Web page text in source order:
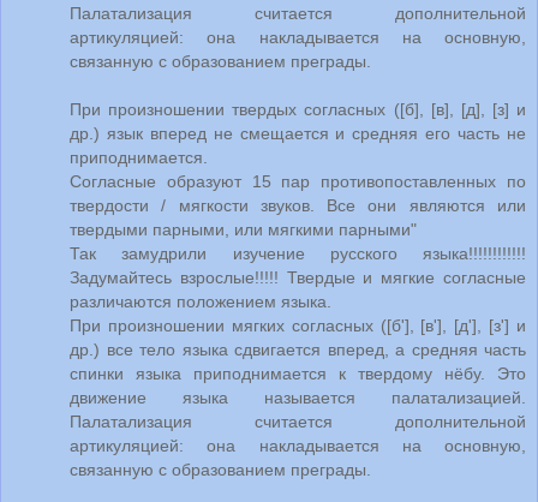
Палатализация считается дополнительной
артикуляцией: она накладывается на основную,
связанную с образованием преграды.
При произношении твердых согласных ([б], [в], [д], [з] и
др.) язык вперед не смещается и средняя его часть не
приподнимается.
Согласные образуют 15 пар противопоставленных по
твердости / мягкости звуков. Все они являются или
твердыми парными, или мягкими парными"
Так замудрили изучение русского языка!!!!!!!!!!!!
Задумайтесь взрослые!!!!! Твердые и мягкие согласные
различаются положением языка.
При произношении мягких согласных ([б'], [в'], [д'], [з'] и
др.) все тело языка сдвигается вперед, а средняя часть
спинки языка приподнимается к твердому нёбу. Это
движение языка называется палатализацией.
Палатализация считается дополнительной
артикуляцией: она накладывается на основную,
связанную с образованием преграды.